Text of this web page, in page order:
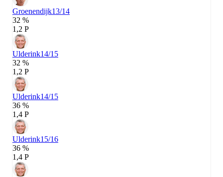
Groenendijk13/14
32 %
1,2 P
Ulderink14/15
32 %
1,2 P
Ulderink14/15
36 %
1,4 P
Ulderink15/16
36 %
1,4 P